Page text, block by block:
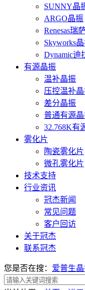
SUNNY晶
ARGO晶振
Renesas瑞
Skyworks
Dynamic迪
有源晶振
温补晶振
压控温补
差分晶振
普通有源
32.768K有
雾化片
陶瓷雾化片
微孔雾化片
技术支持
行业资讯
冠杰新闻
常见问题
客户回访
关于冠杰
联系冠杰
您是否在搜： 爱普生